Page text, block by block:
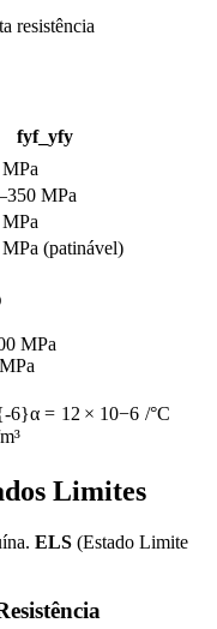
resistência
fyf_yfy
MPa
(patinável)
MPa
6}α = 12 × 10−6 /°C
Limites
ELS (Estado Limite